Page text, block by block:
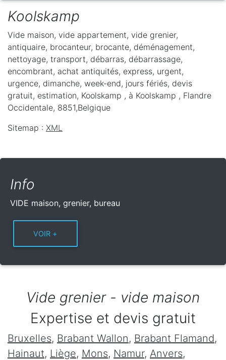
Koolskamp
Vide maison, vide appartement, vide grenier,
antiquaire, brocanteur, brocante, déménagement,
nettoyage, transport, débarras, débarrassage,
encombrant, achat antiquités, express, urgent,
urgence, dimanche, week-end, jours fériés, devis
gratuit, estimation, Koolskamp , à Koolskamp , Flandre
Occidentale, 8851,Belgique
Sitemap : XML
Info
VIDE maison, grenier, bureau
Vide grenier - vide maison
Expertise et devis gratuit
Bruxelles, Brabant Wallon, Brabant Flamand,
Hainaut, Liège, Mons, Namur, Anvers,